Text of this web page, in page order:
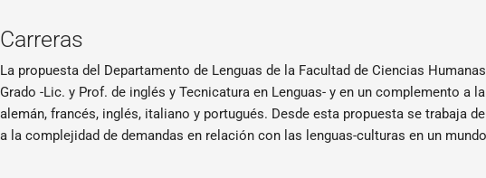
Carreras
La propuesta del Departamento de Lenguas de la Facultad de Ciencias
Grado -Lic. y Prof. de inglés y Tecnicatura en Lenguas- y en un complemento a
alemán, francés, inglés, italiano y portugués. Desde esta propuesta se trabaja
a la complejidad de demandas en relación con las lenguas-culturas en un